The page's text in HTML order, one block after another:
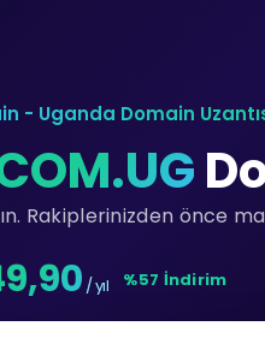
- Uganda Domain
Rakiplerinizden önce
/ yıl %57 İndirim